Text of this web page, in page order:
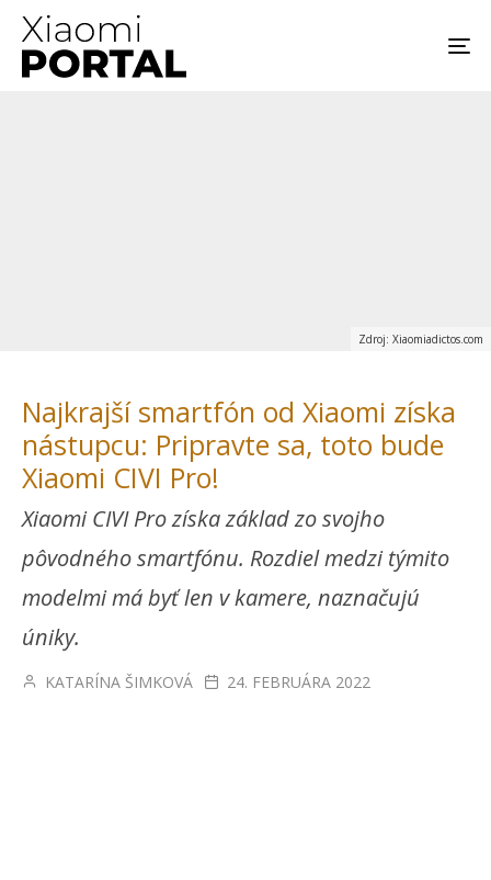
Zdroj: Xiaomiadictos.com
Najkrajší smartfón od Xiaomi získa
nástupcu: Pripravte sa, toto bude
Xiaomi CIVI Pro!
Xiaomi CIVI Pro získa základ zo svojho
pôvodného smartfónu. Rozdiel medzi týmito
modelmi má byť len v kamere, naznačujú
úniky.
KATARÍNA ŠIMKOVÁ 24. FEBRUÁRA 2022